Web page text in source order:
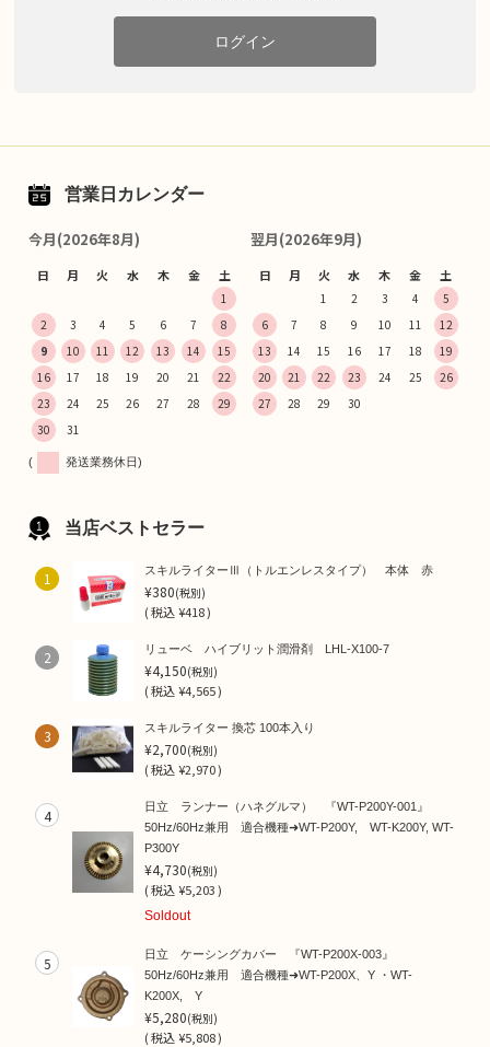
ログイン
営業日カレンダー
今月(2026年8月)
日 月 火 水 木 金 土
1
2
3 4 5 6 7
8
9
10 11 12 13 14
15
16
17 18 19 20 21
22
23
24 25 26 27 28
29
30
31
翌月(2026年9月)
日 月 火 水 木 金 土
1 2 3 4
5
6
7 8 9 10 11
12
13
14 15 16 17 18
19
20
21 22 23 24 25
26
27
28 29 30
( 発送業務休日)
当店ベストセラー
1 スキルライターⅢ（トルエンレスタイプ） 本体 赤
¥380(税別)
(税込¥418 )
2 リューベ ハイブリット潤滑剤 LHL-X100-7
¥4,150(税別)
(税込¥4,565 )
3 スキルライター 換芯 100本入り
¥2,700(税別)
(税込¥2,970 )
4
日立 ランナー（ハネグルマ） 『WT-P200Y-001』
50Hz/60Hz兼用 適合機種➜WT-P200Y, WT-K200Y, WT-
P300Y
¥4,730(税別)
(税込¥5,203 )
Soldout
5
日立 ケーシングカバー 『WT-P200X-003』
50Hz/60Hz兼用 適合機種➜WT-P200X、Y ・WT-
K200X, Y
¥5,280(税別)
(税込¥5,808 )